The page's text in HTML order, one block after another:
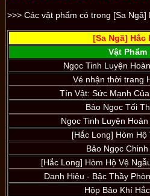
>>> Các vật phẩm có trong [Sa Ngã]
[Sa Ngã] Hắc
Vật Phẩm
Ngọc Tinh Luyện
Vé nhận thời trang
Tín Vật: Sức Mạnh
Bảo Ngọc Tối
Ngọc Tinh Luyện
[Hắc Long] Hòm Hộ
Bảo Ngọc Chinh
[Hắc Long] Hòm Hộ Vệ
Danh Hiệu - Bậc Thầy
Hộp Bảo Khí